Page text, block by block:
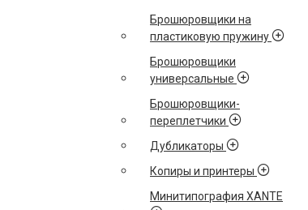
Брошюровщики на
пластиковую пружину
Брошюровщики
универсальные
Брошюровщики-
переплетчики
Дубликаторы
Копиры и принтеры
Минитипография XANTE